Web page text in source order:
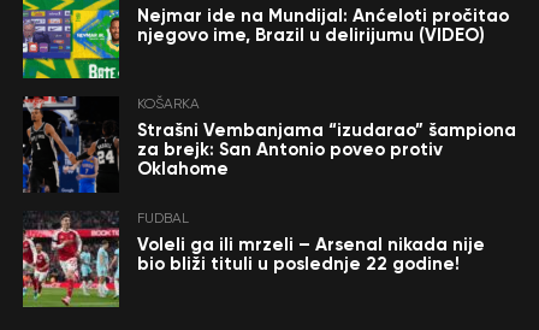
Nejmar ide na Mundijal: Anćeloti pročitao
njegovo ime, Brazil u delirijumu (VIDEO)
KOŠARKA
Strašni Vembanjama “izudarao” šampiona
za brejk: San Antonio poveo protiv
Oklahome
FUDBAL
Voleli ga ili mrzeli – Arsenal nikada nije
bio bliži tituli u poslednje 22 godine!